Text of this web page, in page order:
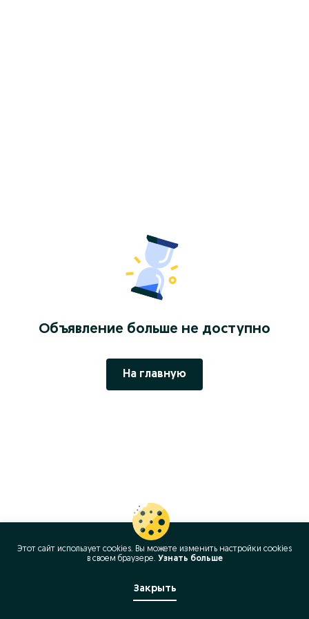
Объявление больше не доступно
На главную
Этот сайт использует cookies. Вы можете изменить настройки cookies
в своeм браузере. Узнать больше
Закрыть